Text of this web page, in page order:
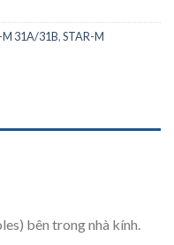
M 31A/31B,STAR-M
bên trong nhà kính.